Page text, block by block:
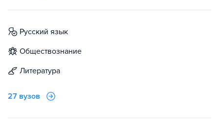
русский язык
обществознание
литература
27 вузов